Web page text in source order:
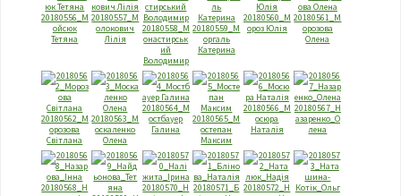
20180556_М
ойсюк
Тетяна
20180557_М
олокович
Лілія
20180558_М
онастирськ
ий
Володимир
20180559_М
оргаль
Катерина
20180560_М
ороз Юлія
20180561_М
орозова
Олена
20180562_М
орозова
Світлана
20180563_М
оскаленко
Олена
20180564_М
остбауер
Галина
20180565_М
остепан
Максим
20180566_М
осюра
Наталія
20180567_Н
азаренко_О
лена
20180568_Н
20180570_Н 20180571_Б 20180572_Н